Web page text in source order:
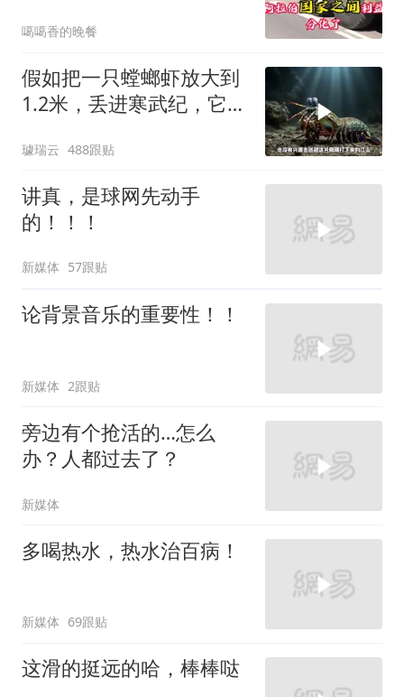
噶噶香的晚餐
假如把一只螳螂虾放大到
1.2米，丢进寒武纪，它能
璩瑞云 488跟贴
讲真，是球网先动手
的！！！
新媒体 57跟贴
论背景音乐的重要性！！
新媒体 2跟贴
旁边有个抢活的…怎么
办？人都过去了？
新媒体
多喝热水，热水治百病！
新媒体 69跟贴
这滑的挺远的哈，棒棒哒